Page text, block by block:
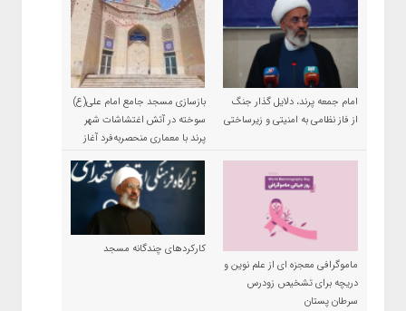
امام جمعه پرند، دلایل گذار جنگ
از فاز نظامی به امنیتی و زیرساختی
بازسازی مسجد جامع امام علی(ع)
سوخته در آتش اغتشاشات شهر
پرند با معماری منحصربه‌فرد آغاز
ماموگرافی معجزه ای از علم نوین و
دریچه برای تشخیص زودرس
سرطان پستان
کارکردهای چندگانه مسجد